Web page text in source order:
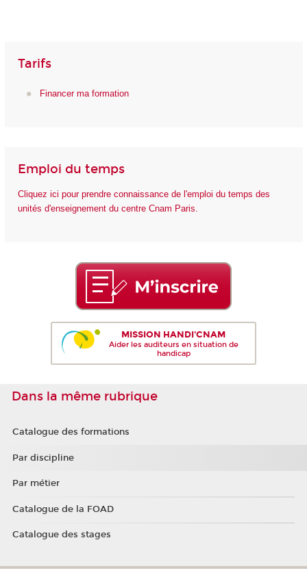
Tarifs
Financer ma formation
Emploi du temps
Cliquez ici pour prendre connaissance de l'emploi du temps des
unités d'enseignement du centre Cnam Paris.
MISSION HANDI'CNAM
Aider les auditeurs en situation de
handicap
Dans la même rubrique
Catalogue des formations
Par discipline
Par métier
Catalogue de la FOAD
Catalogue des stages